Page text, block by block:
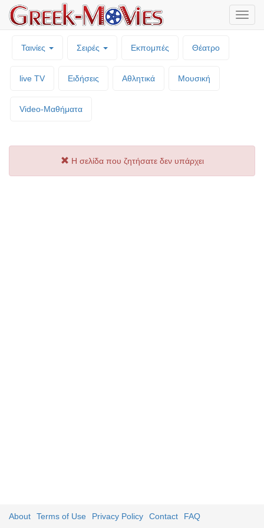
Ταινίες Σειρές Εκπομπές Θέατρο
live TV Ειδήσεις Αθλητικά Μουσική
Video-Mαθήματα
Η σελίδα που ζητήσατε δεν υπάρχει
About Terms of Use Privacy Policy Contact FAQ